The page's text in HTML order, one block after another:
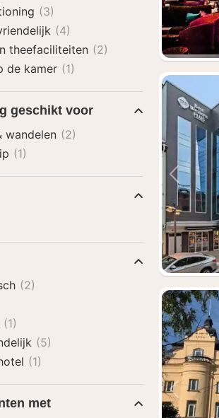
(3)
(4)
theefaciliteiten (2)
de kamer (1)
geschikt voor
wandelen (2)
(1)
(2)
(1)
(5)
(1)
met